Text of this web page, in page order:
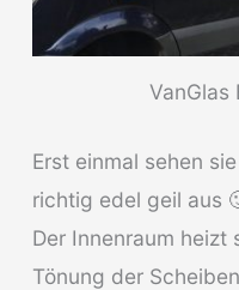
VanGlas
Erst einmal sehen
richtig edel geil aus
Der Innenraum
Tönung der